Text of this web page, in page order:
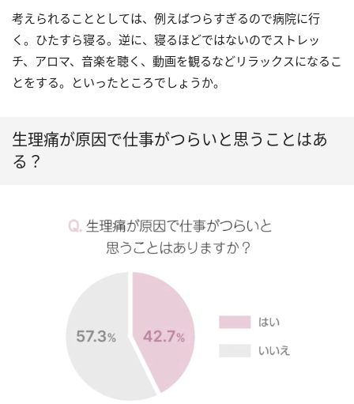
考えられることとしては、例えばつらすぎるので病院に行
く。ひたすら寝る。逆に、寝るほどではないのでストレッ
チ、アロマ、音楽を聴く、動画を観るなどリラックスになるこ
とをする。といったところでしょうか。
生理痛が原因で仕事がつらいと思うことはあ
る？